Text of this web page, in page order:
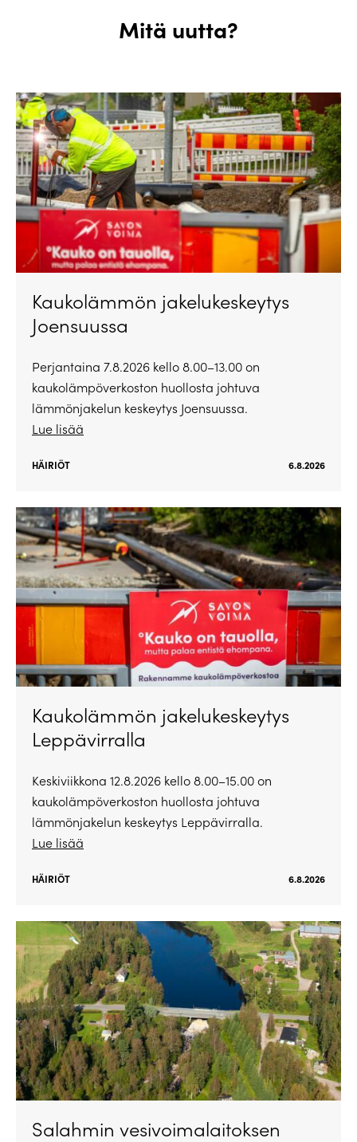
Mitä uutta?
Kaukolämmön jakelukeskeytys
Joensuussa
Perjantaina 7.8.2026 kello 8.00–13.00 on
kaukolämpöverkoston huollosta johtuva
lämmönjakelun keskeytys Joensuussa.
Lue lisää
HÄIRIÖT 6.8.2026
Kaukolämmön jakelukeskeytys
Leppävirralla
Keskiviikkona 12.8.2026 kello 8.00–15.00 on
kaukolämpöverkoston huollosta johtuva
lämmönjakelun keskeytys Leppävirralla.
Lue lisää
HÄIRIÖT 6.8.2026
Salahmin vesivoimalaitoksen